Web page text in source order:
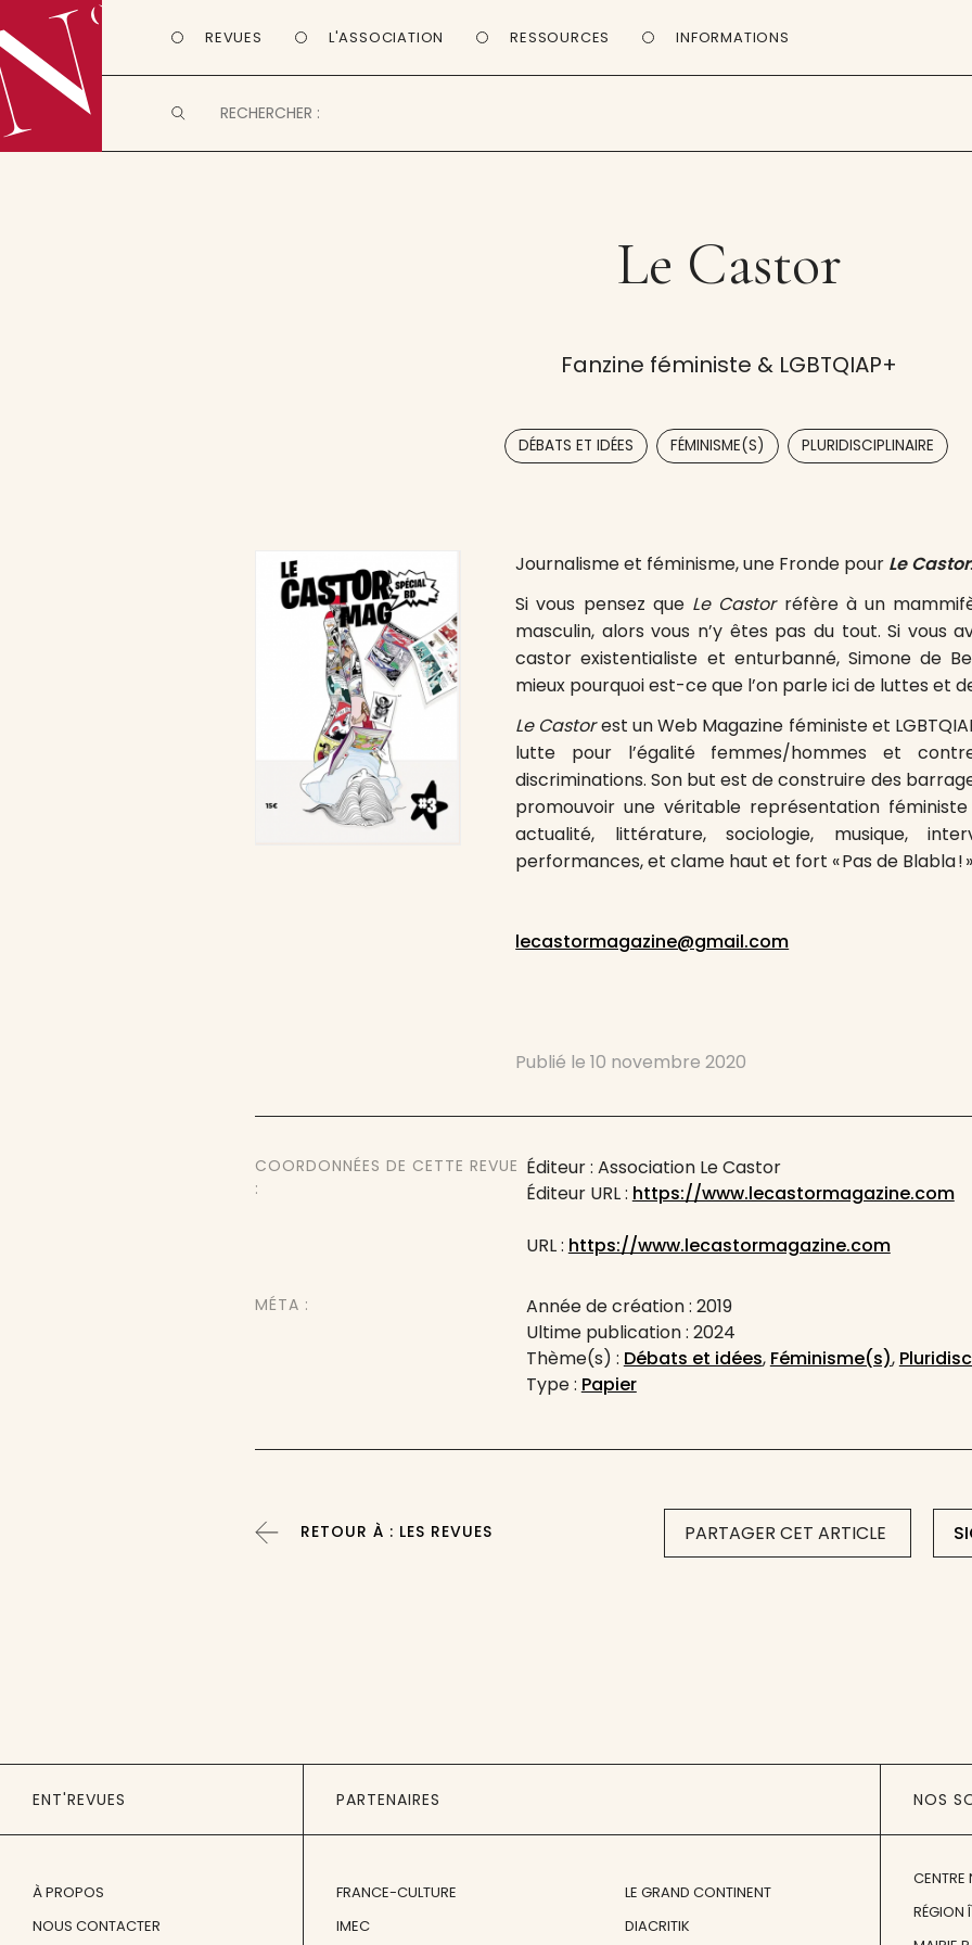
REVUES L'ASSOCIATION RESSOURCES INFORMATIONS
Le Castor
Fanzine féministe & LGBTQIAP+
DÉBATS ET IDÉES FÉMINISME(S) PLURIDISCIPLINAIRE
Journalisme et féminisme, une Fronde pour Le Castor
Si vous pensez que Le Castorréfère à un
masculin, alors vous n’y êtes pas du tout. Si vous
castor existentialiste et enturbanné, Simone de
mieux pourquoi est-ce que l’on parle ici de luttes et
Le Castorest un Web Magazine féministe et
lutte pour l’égalité femmes/hommes et
discriminations. Son but est de construire des
promouvoir une véritable représentation
actualité, littérature, sociologie, musique,
performances, et clame haut et fort « Pas de Blabla !
lecastormagazine@gmail.com
Publié le10 novembre 2020
COORDONNÉES DE CETTE REVUE
:
Éditeur : Association Le Castor
Éditeur URL : https://www.lecastormagazine.com
URL : https://www.lecastormagazine.com
MÉTA :
Année de création : 2019
Ultime publication : 2024
Thème(s) : Débats et idées, Féminisme(s),
Type : Papier
PARTAGER CET ARTICLE
RETOUR À : LES REVUES
ENT'REVUES
À PROPOS
NOUS CONTACTER
PARTENAIRES
FRANCE-CULTURE
IMEC
LE GRAND CONTINENT
DIACRITIK
NOS
CENTRE
RÉGION